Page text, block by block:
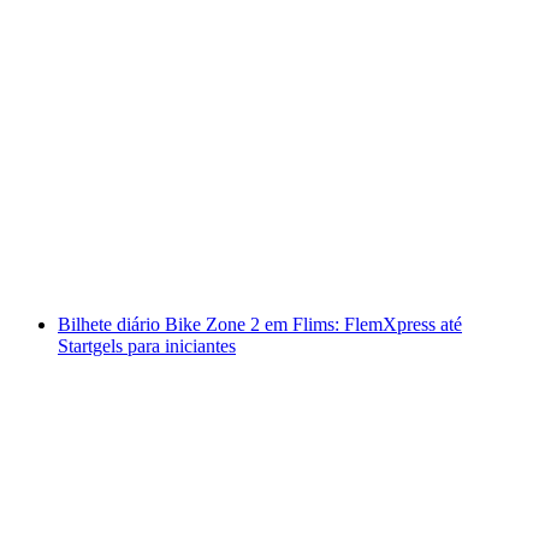
Bilhete diário Bike Zone 2 em Flims: FlemXpress até
Startgels para iniciantes